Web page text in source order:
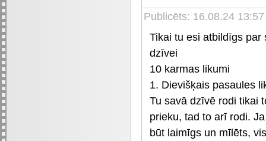
Publicēts: 16.08.24 13:57
Tikai tu esi atbildīgs
dzīvei
10 karmas likumi
1. Dievišķais pasaules
Tu savā dzīvē rodi tikai
prieku, tad to arī rodi.
būt laimīgs un mīlēts,